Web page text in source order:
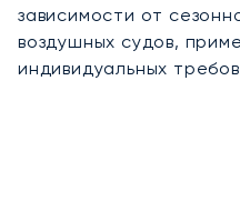
зависимости от
воздушных судов,
индивидуальных